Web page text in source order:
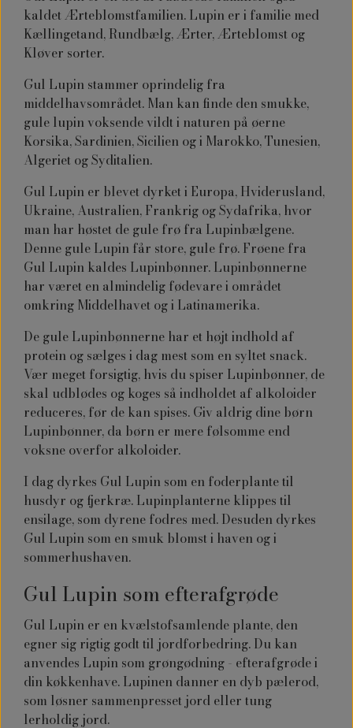
kaldet Ærteblomstfamilien. Lupin er i familie med
Kællingetand, Rundbælg, Ærter, Ærteblomst og
Kløver sorter.
Gul Lupin stammer oprindelig fra
middelhavsområdet. Man kan finde den smukke,
gule lupin voksende vildt i naturen på øerne
Korsika, Sardinien, Sicilien og i Marokko, Tunesien,
Algeriet og Syditalien.
Gul Lupin er blevet dyrket i Europa, Hviderusland,
Ukraine, Australien, Frankrig og Sydafrika, hvor
man har høstet de gule frø fra Lupinbælgene.
Denne gule Lupin får store, gule frø. Frøene fra
Gul Lupin kaldes Lupinbønner. Lupinbønnerne
har været en almindelig fødevare i området
omkring Middelhavet og i Latinamerika.
De gule Lupinbønnerne har et højt indhold af
protein og sælges i dag mest som en syltet snack.
Vær meget forsigtig, hvis du spiser Lupinbønner, de
skal udblødes og koges så indholdet af alkoloider
reduceres, før de kan spises. Giv aldrig dine børn
Lupinbønner, da børn er mere følsomme end
voksne overfor alkoloider.
I dag dyrkes Gul Lupin som en foderplante til
husdyr og fjerkræ. Lupinplanterne klippes til
ensilage, som dyrene fodres med. Desuden dyrkes
Gul Lupin som en smuk blomst i haven og i
sommerhushaven.
Gul Lupin som efterafgrøde
Gul Lupin er en kvælstofsamlende plante, den
egner sig rigtig godt til jordforbedring. Du kan
anvendes Lupin som grøngødning - efterafgrøde i
din køkkenhave. Lupinen danner en dyb pælerod,
som løsner sammenpresset jord eller tung
lerholdig jord.